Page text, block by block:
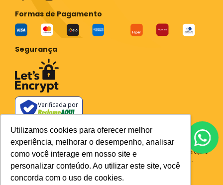
Utilizamos cookies para oferecer melhor
experiência, melhorar o desempenho, analisar
como você interage em nosso site e
personalizar conteúdo. Ao utilizar este site, você
concorda com o uso de cookies.
Formas de Pagamento
Segurança
Verificada por
Todos os preços e condições deste site são válidos apenas para compras
no site e não se aplicam a Loja Física. Destacamos que os preços
previstos no site prevalecem aos demais anunciados em outros meios
de comunicação e sites de buscas. Em caso de divergência do preço e
condições no site, o valor válido é sempre o do carrinho de compras.
Plataforma